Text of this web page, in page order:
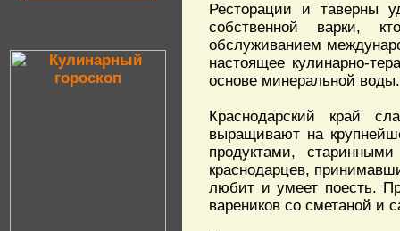
Ресторации и таверны
собственной варки,
обслуживанием
настоящее кулинарно-
основе минеральной воды.
Краснодарский край
выращивают на
продуктами,
краснодарцев,
любит и умеет поесть.
вареников со сметаной и